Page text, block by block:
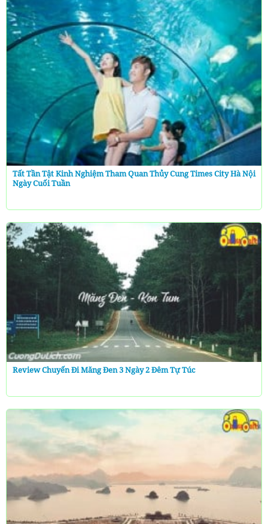
Tất Tần Tật Kinh Nghiệm Tham Quan Thủy Cung Times City Hà Nội
Ngày Cuối Tuần
Review Chuyến Đi Măng Đen 3 Ngày 2 Đêm Tự Túc